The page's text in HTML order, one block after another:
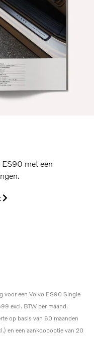
met een
voor een Volvo ES90 Single
excl. BTW per maand.
op basis van 60 maanden
en een aankoopoptie van 20